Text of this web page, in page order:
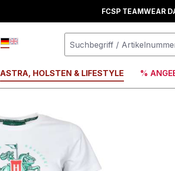
FCSP TEAMWEAR
Deutsch
ASTRA, HOLSTEN & LIFESTYLE %